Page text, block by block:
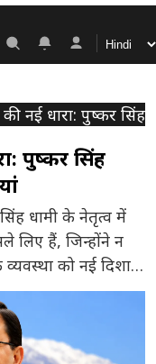
नई धारा: पुष्कर सिंह
पुष्कर सिंह
धामी के नेतृत्व में
लिए हैं, जिन्होंने न
को नई दिशा
भी व्यापक बदलाव
में समान […]